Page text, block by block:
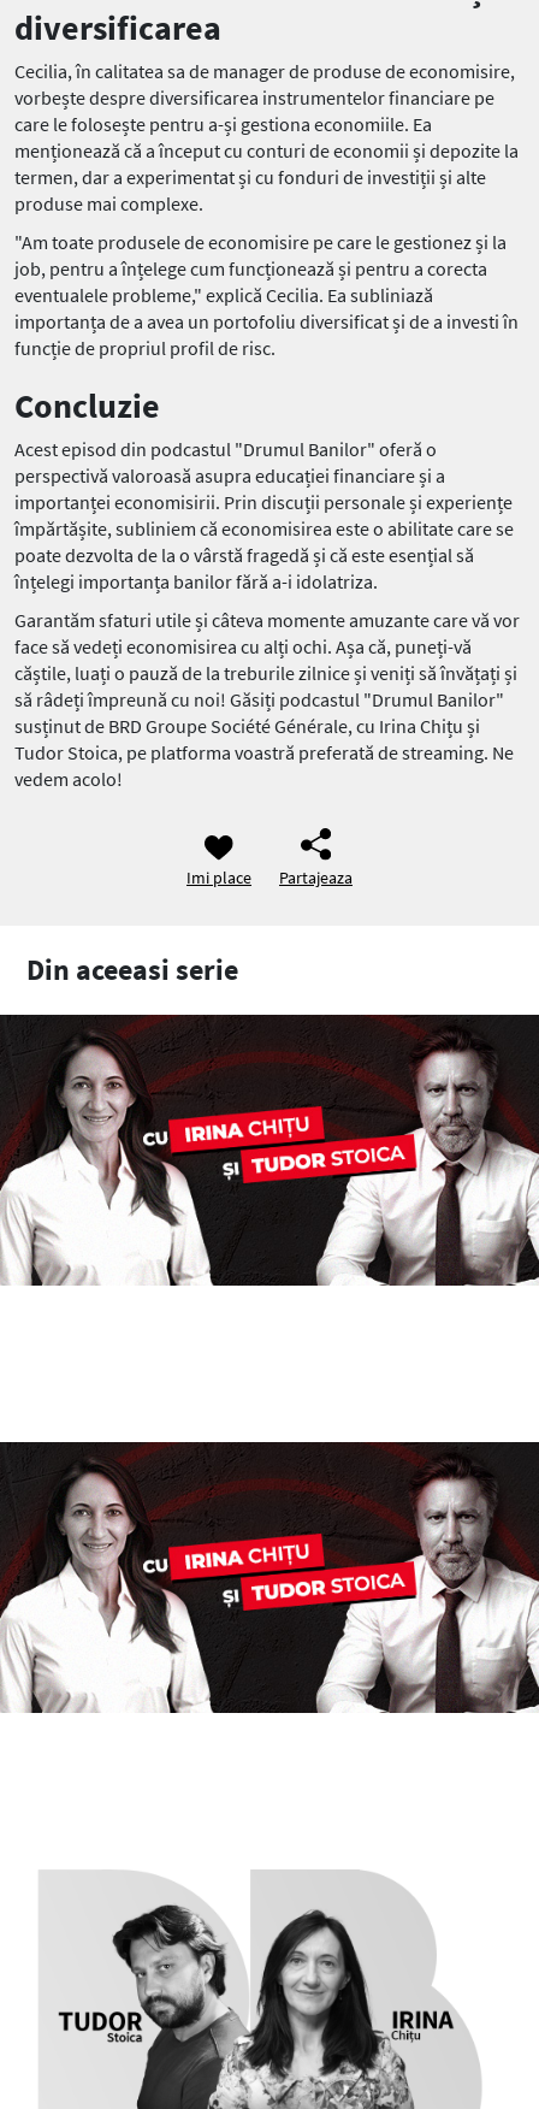
diversificarea
Cecilia, în calitatea sa de manager de produse de economisire,
vorbește despre diversificarea instrumentelor financiare pe
care le folosește pentru a-și gestiona economiile. Ea
menționează că a început cu conturi de economii și depozite la
termen, dar a experimentat și cu fonduri de investiții și alte
produse mai complexe.
"Am toate produsele de economisire pe care le gestionez și la
job, pentru a înțelege cum funcționează și pentru a corecta
eventualele probleme," explică Cecilia. Ea subliniază
importanța de a avea un portofoliu diversificat și de a investi în
funcție de propriul profil de risc.
Concluzie
Acest episod din podcastul "Drumul Banilor" oferă o
perspectivă valoroasă asupra educației financiare și a
importanței economisirii. Prin discuții personale și experiențe
împărtășite, subliniem că economisirea este o abilitate care se
poate dezvolta de la o vârstă fragedă și că este esențial să
înțelegi importanța banilor fără a-i idolatriza.
Garantăm sfaturi utile și câteva momente amuzante care vă vor
face să vedeți economisirea cu alți ochi. Așa că, puneți-vă
căștile, luați o pauză de la treburile zilnice și veniți să învățați și
să râdeți împreună cu noi! Găsiți podcastul "Drumul Banilor"
susținut de BRD Groupe Société Générale, cu Irina Chițu și
Tudor Stoica, pe platforma voastră preferată de streaming. Ne
vedem acolo!
Imi place Partajeaza
Din aceeasi serie